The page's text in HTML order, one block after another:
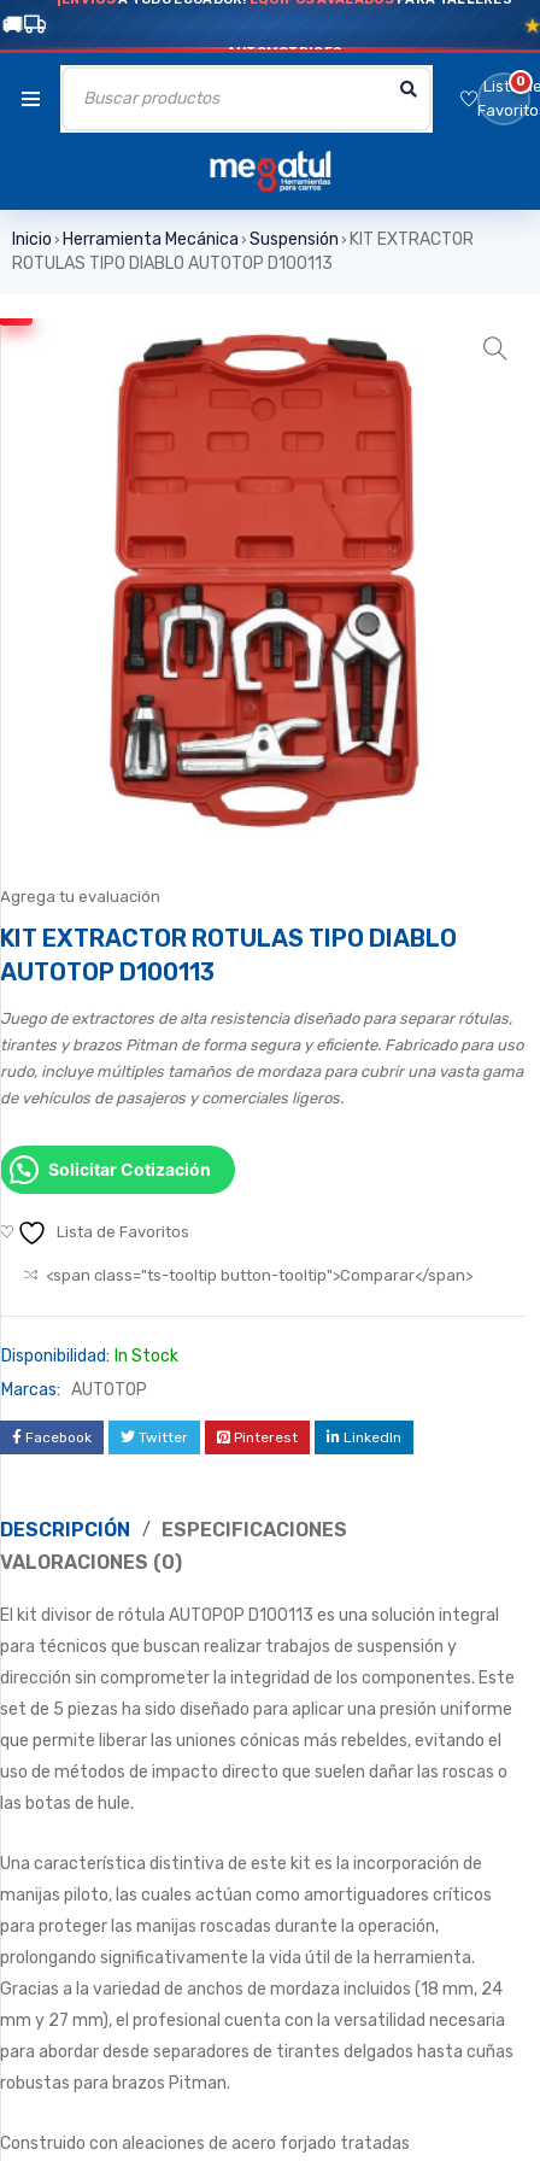
AUTOMOTRICES
Lista0
Inicio › Herramienta Mecánica › Suspensión › KIT EXTRACTOR
ROTULAS TIPO DIABLO AUTOTOP D100113
Agrega tu evaluación
KIT EXTRACTOR ROTULAS TIPO DIABLO
AUTOTOP D100113
Juego de extractores de alta resistencia diseñado para separar rótulas,
tirantes y brazos Pitman de forma segura y eficiente. Fabricado para uso
rudo, incluye múltiples tamaños de mordaza para cubrir una vasta gama
de vehículos de pasajeros y comerciales ligeros.
Solicitar Cotización
Lista de Favoritos
<span class="ts-tooltip button-tooltip">Comparar</span>
Disponibilidad: In Stock
Marcas: AUTOTOP
Facebook Twitter Pinterest LinkedIn
DESCRIPCIÓN
ESPECIFICACIONES
VALORACIONES (0)
El kit divisor de rótula AUTOPOP D100113 es una solución integral
para técnicos que buscan realizar trabajos de suspensión y
dirección sin comprometer la integridad de los componentes. Este
set de 5 piezas ha sido diseñado para aplicar una presión uniforme
que permite liberar las uniones cónicas más rebeldes, evitando el
uso de métodos de impacto directo que suelen dañar las roscas o
las botas de hule.
Una característica distintiva de este kit es la incorporación de
manijas piloto, las cuales actúan como amortiguadores críticos
para proteger las manijas roscadas durante la operación,
prolongando significativamente la vida útil de la herramienta.
Gracias a la variedad de anchos de mordaza incluidos (18 mm, 24
mm y 27 mm), el profesional cuenta con la versatilidad necesaria
para abordar desde separadores de tirantes delgados hasta cuñas
robustas para brazos Pitman.
Construido con aleaciones de acero forjado tratadas